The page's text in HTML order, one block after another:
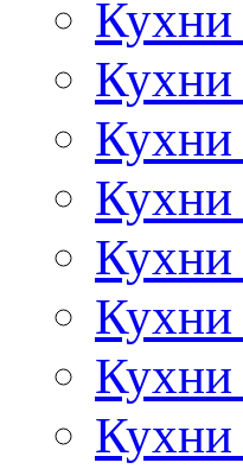
Кухни
Кухни
Кухни
Кухни
Кухни
Кухни
Кухни
Кухни